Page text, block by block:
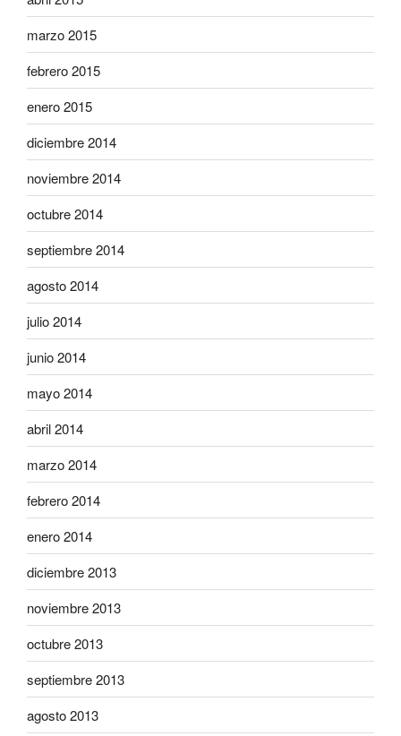
marzo 2015
febrero 2015
enero 2015
diciembre 2014
noviembre 2014
octubre 2014
septiembre 2014
agosto 2014
julio 2014
junio 2014
mayo 2014
abril 2014
marzo 2014
febrero 2014
enero 2014
diciembre 2013
noviembre 2013
octubre 2013
septiembre 2013
agosto 2013